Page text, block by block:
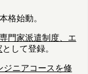
格始動。
門家派遣制度、エ
として登録。
ジニアコースを修